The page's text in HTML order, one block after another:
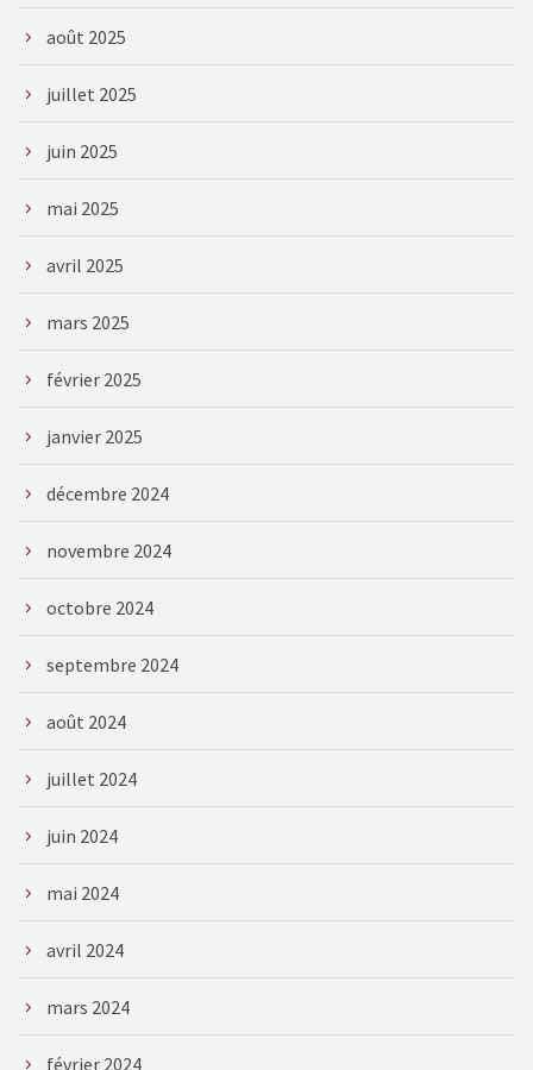
août 2025
juillet 2025
juin 2025
mai 2025
avril 2025
mars 2025
février 2025
janvier 2025
décembre 2024
novembre 2024
octobre 2024
septembre 2024
août 2024
juillet 2024
juin 2024
mai 2024
avril 2024
mars 2024
février 2024